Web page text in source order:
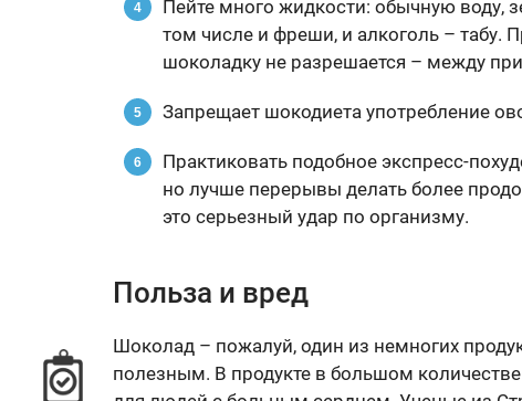
Пейте много жидкости: обычную воду,
том числе и фреши, и алкоголь – табу.
шоколадку не разрешается – между
Запрещает шокодиета употребление
Практиковать подобное экспресс-
но лучше перерывы делать более
это серьезный удар по организму.
Польза и вред
Шоколад – пожалуй, один из немногих
полезным. В продукте в большом